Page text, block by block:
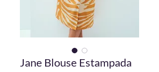
Jane Blouse Estampada